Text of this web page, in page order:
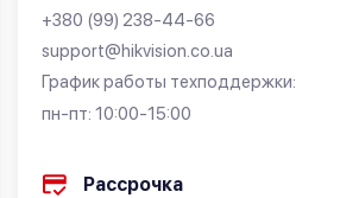
+380 (99) 238-44-66
support@hikvision.co.ua
График работы техподдержки:
пн-пт: 10:00-15:00
Рассрочка